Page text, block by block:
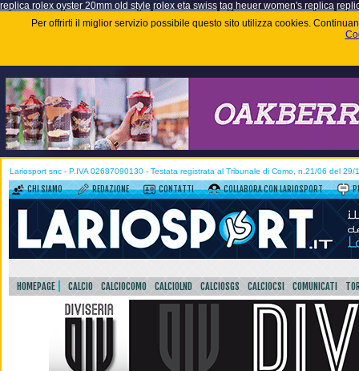
replica rolex oyster 20mm old style rolex eta swiss tag heuer women's replica
Per offrirti il miglior servizio possibile questo sito utilizza cookies.
Lariosport snc - P.IVA 02687090130 - Testata registrata al Tribunale di Como, n.21/06 del 29/
CHI SIAMO REDAZIONE CONTATTI COLLABORA CON LARIOSPORT
HOMEPAGE CALCIO CALCIOCOMO CALCIOLND CALCIOSGS CALCIOCSI COMUNICATI